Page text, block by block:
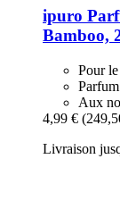
ipuro
Bamboo,
Pour
Aux
4,99 €
Livraison